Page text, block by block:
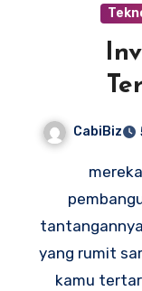
CabiBiz
yang rumit
kamu